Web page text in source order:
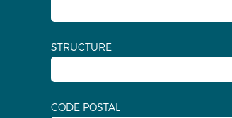
STRUCTURE
CODE POSTAL